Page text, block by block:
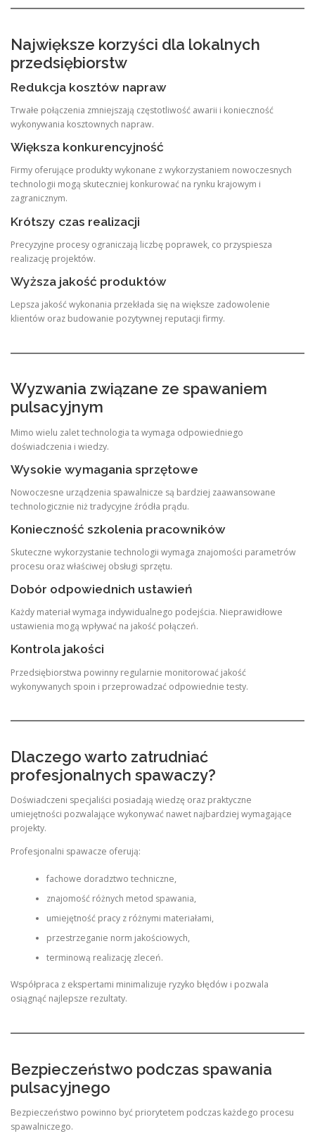
Największe korzyści dla lokalnych
przedsiębiorstw
Redukcja kosztów napraw
Trwałe połączenia zmniejszają częstotliwość awarii i konieczność
wykonywania kosztownych napraw.
Większa konkurencyjność
Firmy oferujące produkty wykonane z wykorzystaniem nowoczesnych
technologii mogą skuteczniej konkurować na rynku krajowym i
zagranicznym.
Krótszy czas realizacji
Precyzyjne procesy ograniczają liczbę poprawek, co przyspiesza
realizację projektów.
Wyższa jakość produktów
Lepsza jakość wykonania przekłada się na większe zadowolenie
klientów oraz budowanie pozytywnej reputacji firmy.
Wyzwania związane ze spawaniem
pulsacyjnym
Mimo wielu zalet technologia ta wymaga odpowiedniego
doświadczenia i wiedzy.
Wysokie wymagania sprzętowe
Nowoczesne urządzenia spawalnicze są bardziej zaawansowane
technologicznie niż tradycyjne źródła prądu.
Konieczność szkolenia pracowników
Skuteczne wykorzystanie technologii wymaga znajomości parametrów
procesu oraz właściwej obsługi sprzętu.
Dobór odpowiednich ustawień
Każdy materiał wymaga indywidualnego podejścia. Nieprawidłowe
ustawienia mogą wpływać na jakość połączeń.
Kontrola jakości
Przedsiębiorstwa powinny regularnie monitorować jakość
wykonywanych spoin i przeprowadzać odpowiednie testy.
Dlaczego warto zatrudniać
profesjonalnych spawaczy?
Doświadczeni specjaliści posiadają wiedzę oraz praktyczne
umiejętności pozwalające wykonywać nawet najbardziej wymagające
projekty.
Profesjonalni spawacze oferują:
fachowe doradztwo techniczne,
znajomość różnych metod spawania,
umiejętność pracy z różnymi materiałami,
przestrzeganie norm jakościowych,
terminową realizację zleceń.
Współpraca z ekspertami minimalizuje ryzyko błędów i pozwala
osiągnąć najlepsze rezultaty.
Bezpieczeństwo podczas spawania
pulsacyjnego
Bezpieczeństwo powinno być priorytetem podczas każdego procesu
spawalniczego.